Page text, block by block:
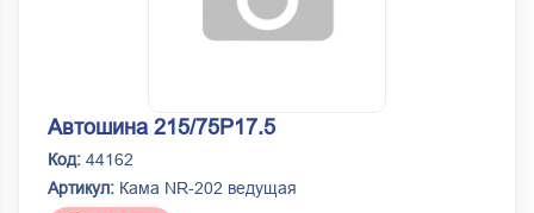
Автошина 215/75Р17.5
Код: 44162
Артикул: Кама NR-202 ведущая